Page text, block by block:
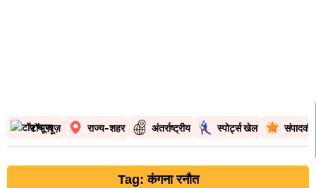
टॉप न्यूज़ राज्य-शहर अंतर्राष्ट्रीय स्पोर्ट्स खेल
Tag: कंगना रनौत